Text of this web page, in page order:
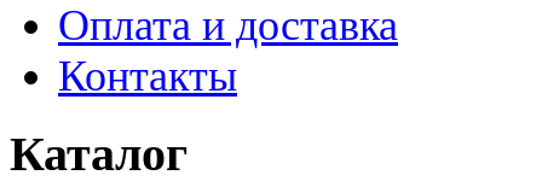
Оплата и доставка
Контакты
Каталог